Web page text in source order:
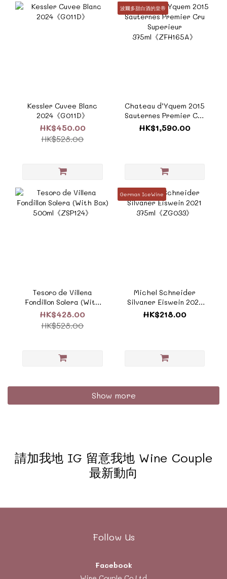
Kessler Cuvee Blanc
2024《G011D》
HK$450.00
HK$528.00
波爾多甜白酒的皇帝
Chateau d’Yquem 2015
Sauternes Premier Cru
Superieur
375ml《ZFH165A》
HK$1,590.00
Tesoro de Villena
Fondillon Solera (With
Box) 500ml《ZSP124》
HK$428.00
HK$528.00
German IceWine
Michel Schneider
Silvaner Eiswein 2021
375ml《ZG033》
HK$218.00
Show more
請加我地 IG 留意我地 Wine Couple
最新動向
Follow Us
Facebook